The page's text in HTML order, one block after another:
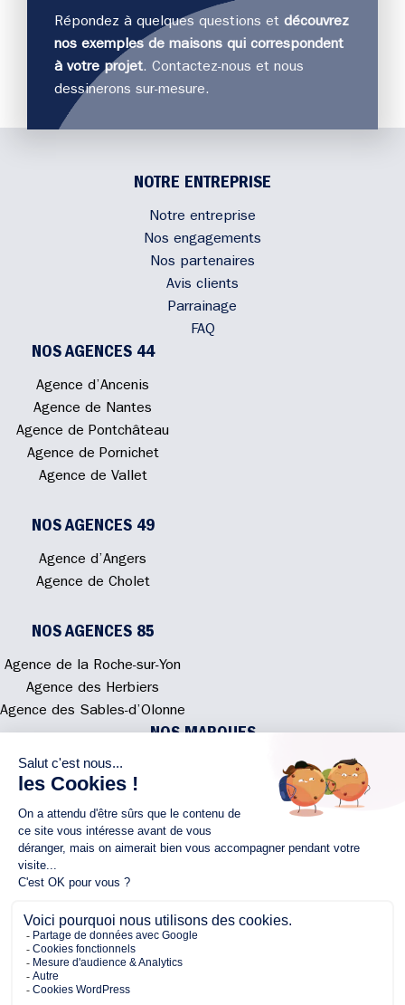
Répondez à quelques questions et découvrez
nos exemples de maisons qui correspondent
à votre projet. Contactez-nous et nous
dessinerons sur-mesure.
NOTRE ENTREPRISE
Notre entreprise
Nos engagements
Nos partenaires
Avis clients
Parrainage
FAQ
NOS AGENCES 44
Agence d’Ancenis
Agence de Nantes
Agence de Pontchâteau
Agence de Pornichet
Agence de Vallet
NOS AGENCES 49
Agence d’Angers
Agence de Cholet
NOS AGENCES 85
Agence de la Roche-sur-Yon
Agence des Herbiers
Agence des Sables-d’Olonne
NOS MARQUES
Atmosphere'In
Syméâme
MyLovelyNature
02 40 300 200
Écrivez-nous
Rejoignez l'équipe